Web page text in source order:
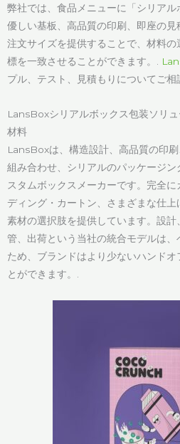
弊社では、食品メニューに「シリア
優しい基板、高品質の印刷、即座の
注文サイズを提供することで、材料
標を一致させることができます。.
プル、テスト、見積もりについてご相
LansBoxシリアルボックス包装ソリュ
材料
LansBoxは、構造設計、高品質の印
組み合わせ、シリアルのパッケージ
スタムボックスメーカーです。完全
ディング・カートン、さまざまな仕
素材の選択肢を提供しています。設
管、出荷という当社の統合モデルは
ため、ブランドはより少ないハンドオ
とができます。.